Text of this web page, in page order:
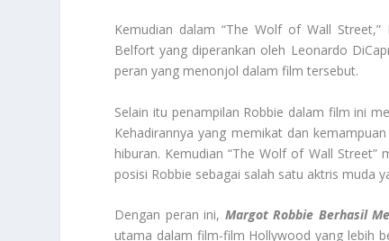
Kemudian dalam “The Wolf of Wall
Belfort yang diperankan oleh Leonardo
peran yang menonjol dalam film tersebut.
Selain itu penampilan Robbie dalam film ini
Kehadirannya yang memikat dan
hiburan. Kemudian “The Wolf of Wall
posisi Robbie sebagai salah satu aktris muda
Dengan peran ini, MargotRobbie Berhasil
utama dalam film-film Hollywood yang lebih